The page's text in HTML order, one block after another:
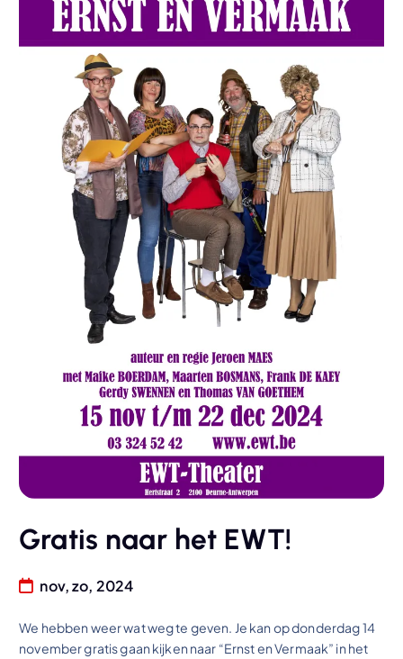
Gratis naar het EWT!
nov, zo, 2024
We hebben weer wat weg te geven. Je kan op donderdag 14
november gratis gaan kijken naar “Ernst en Vermaak” in het